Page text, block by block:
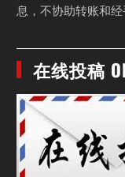
息，不协助转账和经
在线投稿